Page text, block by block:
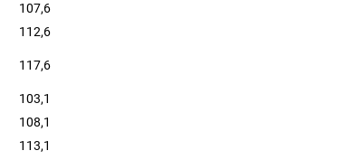
107,6
112,6
117,6
103,1
108,1
113,1